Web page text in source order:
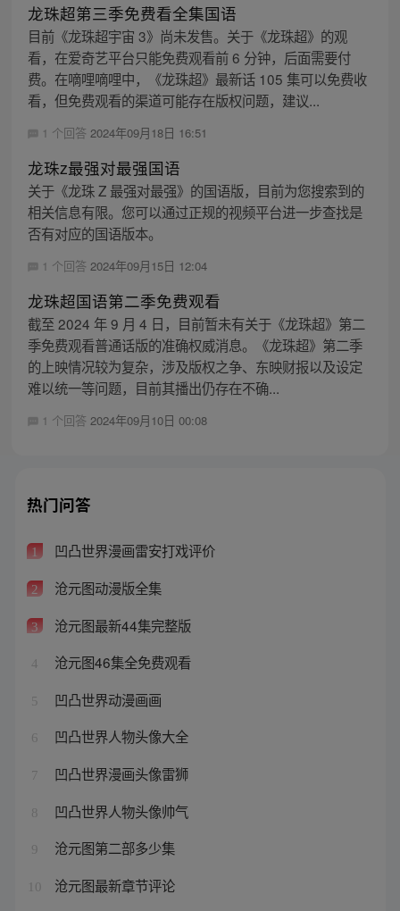
龙珠超第三季免费看全集国语
目前《龙珠超宇宙 3》尚未发售。关于《龙珠超》的观
看，在爱奇艺平台只能免费观看前 6 分钟，后面需要付
费。在嘀哩嘀哩中，《龙珠超》最新话 105 集可以免费收
看，但免费观看的渠道可能存在版权问题，建议...
1 个回答 2024年09月18日 16:51
龙珠z最强对最强国语
关于《龙珠 Z 最强对最强》的国语版，目前为您搜索到的
相关信息有限。您可以通过正规的视频平台进一步查找是
否有对应的国语版本。
1 个回答 2024年09月15日 12:04
龙珠超国语第二季免费观看
截至 2024 年 9 月 4 日，目前暂未有关于《龙珠超》第二
季免费观看普通话版的准确权威消息。《龙珠超》第二季
的上映情况较为复杂，涉及版权之争、东映财报以及设定
难以统一等问题，目前其播出仍存在不确...
1 个回答 2024年09月10日 00:08
热门问答
1 凹凸世界漫画雷安打戏评价
2 沧元图动漫版全集
3 沧元图最新44集完整版
4 沧元图46集全免费观看
5 凹凸世界动漫画画
6 凹凸世界人物头像大全
7 凹凸世界漫画头像雷狮
8 凹凸世界人物头像帅气
9 沧元图第二部多少集
10 沧元图最新章节评论